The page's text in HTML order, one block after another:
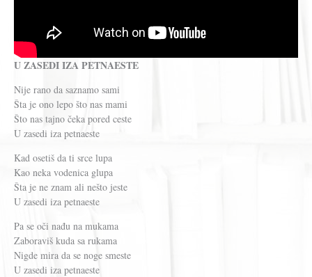
U ZASEDI IZA PETNAESTE
Nije rano da saznamo sami
Šta je ono lepo što nas mami
Što nas tajno čeka pored ceste
U zasedi iza petnaeste
Kad osetiš da ti srce lupa
Kao neka vodenica glupa
Šta je ne znam ali nešto jeste
U zasedi iza petnaeste
Pa se oči nađu na mukama
Zaboraviš kuda sa rukama
Nigde mira da se noge smeste
U zasedi iza petnaeste